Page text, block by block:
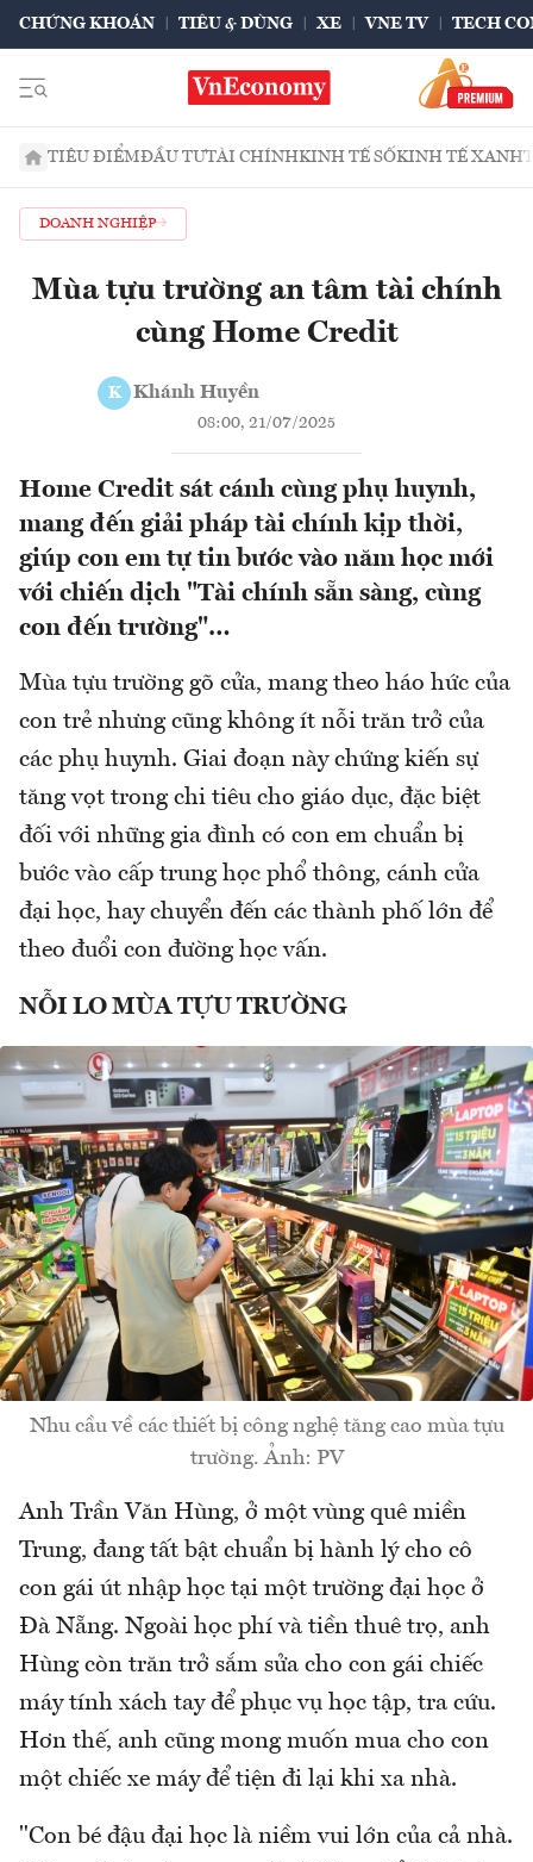
CHỨNG KHOÁN TIÊU & DÙNG XE VNE TV TECH
TIÊU ĐIỂMĐẦU TƯTÀI CHÍNHKINH TẾ SỐKINH TẾ XANH
DOANH NGHIỆP
Mùa tựu trường an tâm tài chính
cùng Home Credit
K Khánh Huyền
08:00, 21/07/2025
Home Credit sát cánh cùng phụ huynh,
mang đến giải pháp tài chính kịp thời,
giúp con em tự tin bước vào năm học mới
với chiến dịch "Tài chính sẵn sàng, cùng
con đến trường"…
Mùa tựu trường gõ cửa, mang theo háo hức của
con trẻ nhưng cũng không ít nỗi trăn trở của
các phụ huynh. Giai đoạn này chứng kiến sự
tăng vọt trong chi tiêu cho giáo dục, đặc biệt
đối với những gia đình có con em chuẩn bị
bước vào cấp trung học phổ thông, cánh cửa
đại học, hay chuyển đến các thành phố lớn để
theo đuổi con đường học vấn.
NỖI LO MÙA TỰU TRƯỜNG
Nhu cầu về các thiết bị công nghệ tăng cao mùa tựu
trường. Ảnh: PV
Anh Trần Văn Hùng, ở một vùng quê miền
Trung, đang tất bật chuẩn bị hành lý cho cô
con gái út nhập học tại một trường đại học ở
Đà Nẵng. Ngoài học phí và tiền thuê trọ, anh
Hùng còn trăn trở sắm sửa cho con gái chiếc
máy tính xách tay để phục vụ học tập, tra cứu.
Hơn thế, anh cũng mong muốn mua cho con
một chiếc xe máy để tiện đi lại khi xa nhà.
"Con bé đậu đại học là niềm vui lớn của cả nhà.